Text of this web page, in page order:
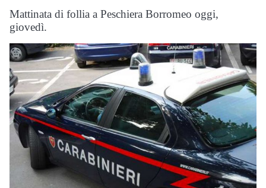
Mattinata di follia a Peschiera Borromeo oggi,
giovedì.